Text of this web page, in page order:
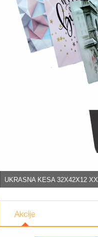
UKRASNA KESA 32X42X12
Akcije